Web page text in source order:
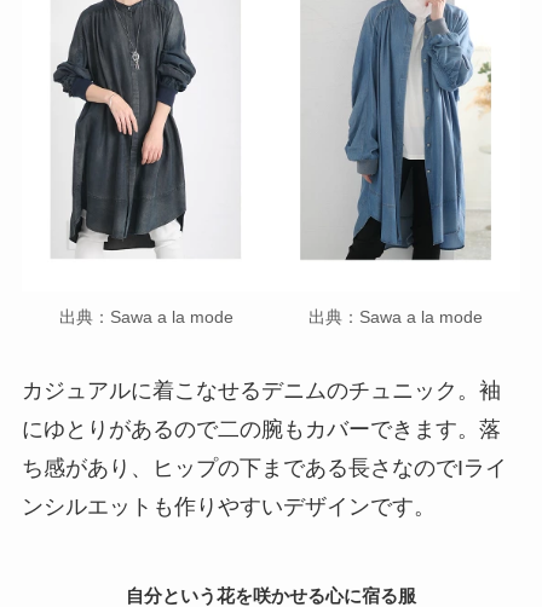
出典：Sawa a la mode 出典：Sawa a la mode
カジュアルに着こなせるデニムのチュニック。袖
にゆとりがあるので二の腕もカバーできます。落
ち感があり、ヒップの下まである長さなのでIライ
ンシルエットも作りやすいデザインです。
自分という花を咲かせる心に宿る服